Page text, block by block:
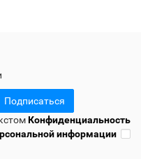
Подписаться
Конфиденциальность
информации